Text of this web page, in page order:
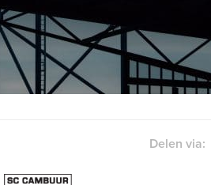
Delen via: